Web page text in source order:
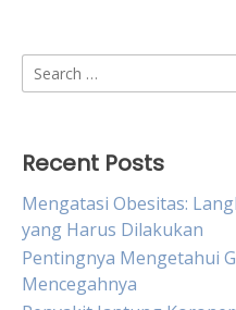
Search
for:
Recent Posts
Mengatasi Obesitas:
yang Harus Dilakukan
Pentingnya Mengetahui
Mencegahnya